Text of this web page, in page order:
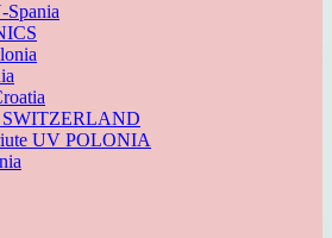
UV POLONIA